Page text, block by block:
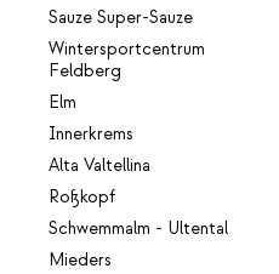
Sauze Super-Sauze
Wintersportcentrum
Feldberg
Elm
Innerkrems
Alta Valtellina
Roßkopf
Schwemmalm - Ultental
Mieders